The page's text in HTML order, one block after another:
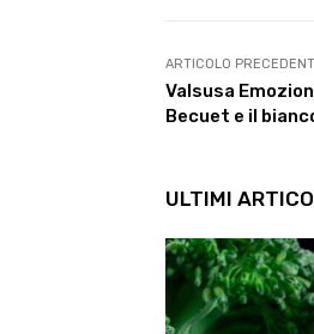
k
p
m
ARTICOLO
Valsusa
Becuet e il
ULTIMI